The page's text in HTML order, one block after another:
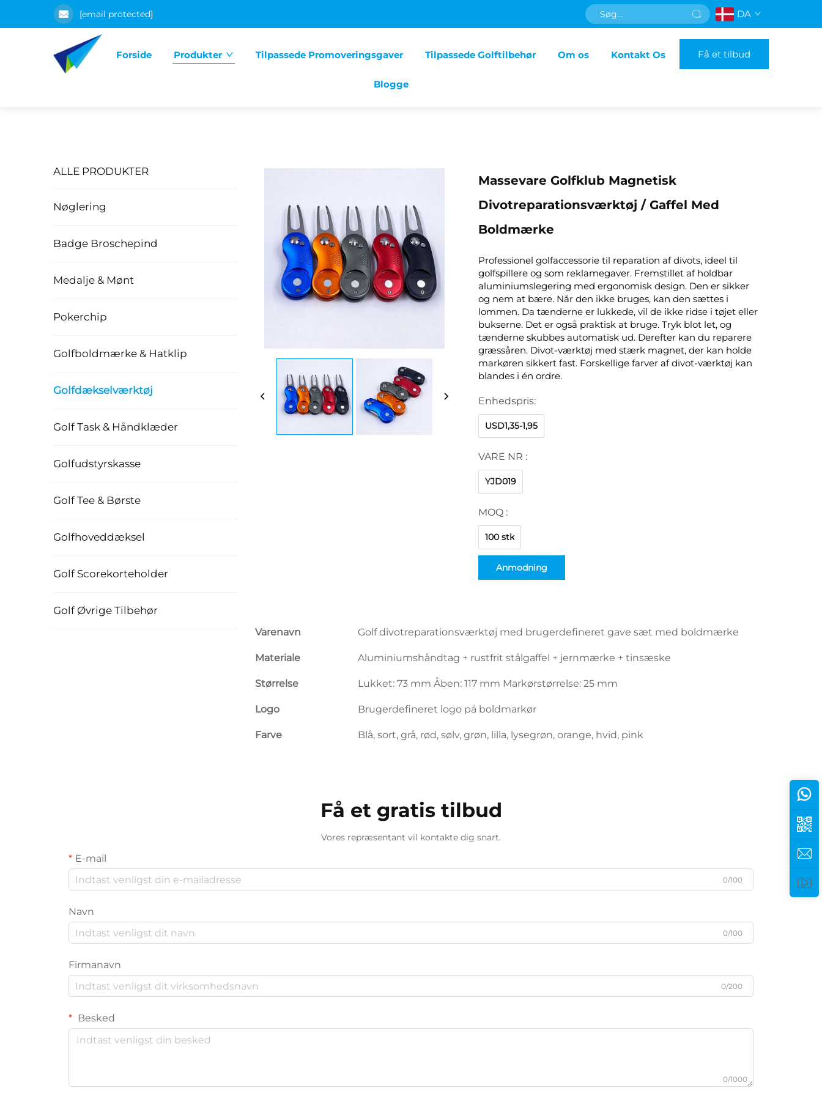
[email protected] DA
Forside Produkter Tilpassede Promoveringsgaver Tilpassede Golftilbehør Om os Kontakt Os
Blogge
Få et tilbud
ALLE PRODUKTER
Nøglering
Badge Broschepind
Medalje & Mønt
Pokerchip
Golfboldmærke & Hatklip
Golfdækselværktøj
Golf Task & Håndklæder
Golfudstyrskasse
Golf Tee & Børste
Golfhoveddæksel
Golf Scorekorteholder
Golf Øvrige Tilbehør
Massevare Golfklub Magnetisk
Divotreparationsværktøj / Gaffel Med
Boldmærke
Professionel golfaccessorie til reparation af divots, ideel til
golfspillere og som reklamegaver. Fremstillet af holdbar
aluminiumslegering med ergonomisk design. Den er sikker
og nem at bære. Når den ikke bruges, kan den sættes i
lommen. Da tænderne er lukkede, vil de ikke ridse i tøjet eller
bukserne. Det er også praktisk at bruge. Tryk blot let, og
tænderne skubbes automatisk ud. Derefter kan du reparere
græssåren. Divot-værktøj med stærk magnet, der kan holde
markøren sikkert fast. Forskellige farver af divot-værktøj kan
blandes i én ordre.
Enhedspris:
USD1,35-1,95
VARE NR :
YJD019
MOQ :
100 stk
Anmodning
Varenavn Golf divotreparationsværktøj med brugerdefineret gave sæt med boldmærke
Materiale Aluminiumshåndtag + rustfrit stålgaffel + jernmærke + tinsæske
Størrelse Lukket: 73 mm Åben: 117 mm Markørstørrelse: 25 mm
Logo Brugerdefineret logo på boldmarkør
Farve Blå, sort, grå, rød, sølv, grøn, lilla, lysegrøn, orange, hvid, pink
Få et gratis tilbud
Vores repræsentant vil kontakte dig snart.
E-mail
0/100
Navn
0/100
Firmanavn
0/200
Besked
0/1000